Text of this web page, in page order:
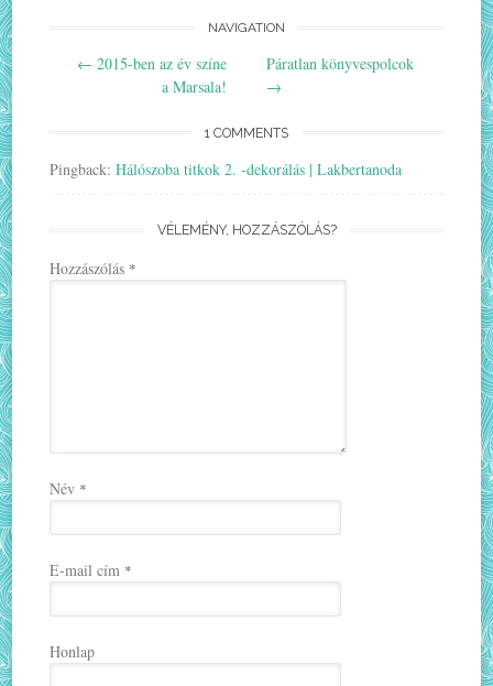
navigation
NAVIGATION
← 2015-ben az év színe
a Marsala!
Páratlan könyvespolcok
→
1 COMMENTS
Pingback:Hálószoba titkok 2. -dekorálás | Lakbertanoda
VÉLEMÉNY, HOZZÁSZÓLÁS?
Hozzászólás *
Név *
E-mail cím *
Honlap